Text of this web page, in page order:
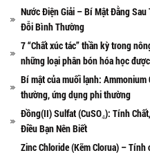
Nước Điện Giải – Bí Mật Đằng Sau
Đỗi Bình Thường
7 “Chất xúc tác” thần kỳ trong
những loại phân bón hóa học
Bí mật của muối lạnh: Ammonium
thường, ứng dụng phi thường
Đồng(II) Sulfat (CuSO₄): Tính
Điều Bạn Nên Biết
Zinc Chloride (Kẽm Clorua) –